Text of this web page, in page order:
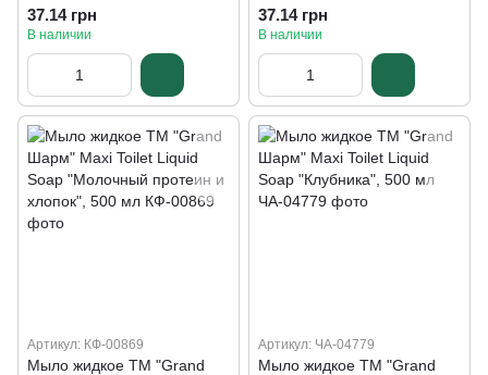
пак, 500мл
37.14 грн
В наличии
ANTIBACTERIAL, дой-пак,
500мл
37.14 грн
В наличии
Артикул: КФ-00869
Мыло жидкое ТМ "Grand
Артикул: ЧА-04779
Мыло жидкое ТМ "Grand